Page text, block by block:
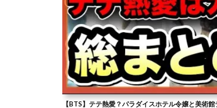
【BTS】テテ熱愛？パラダイスホテル令嬢と美術